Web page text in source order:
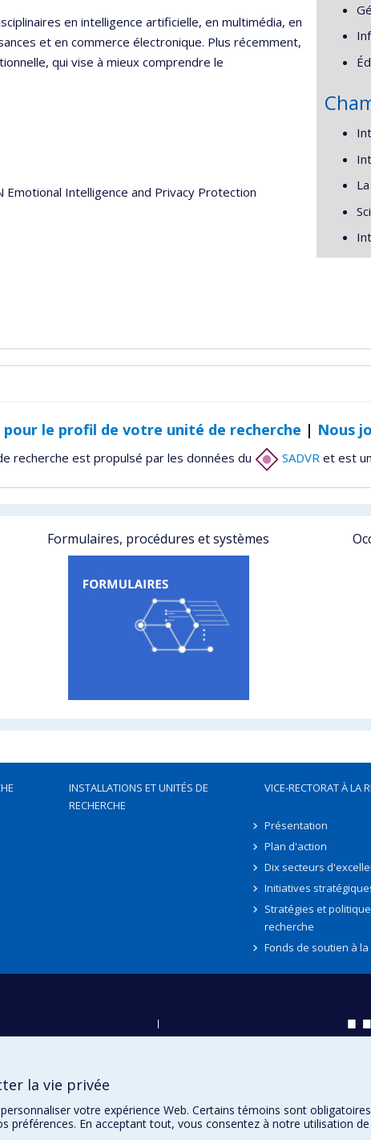
en intelligence artificielle, en multimédia, en
et en commerce électronique. Plus récemment,
qui vise à mieux comprendre le
Intelligence and Privacy Protection
pour le profil de votre unité de recherche | Nous
recherche est propulsé par les données du SADVRet est
Formulaires, procédures et systèmes
INSTALLATIONS ET UNITÉS DE
RECHERCHE
VICE-RECTORAT À LA
Présentation
Plan d'action
Dix secteurs
Initiatives
Stratégies et
recherche
Fonds de soutien à
la vie privée
votre expérience Web. Certains témoins sont
préférences. En acceptant tout, vous consentez à notre utilisation